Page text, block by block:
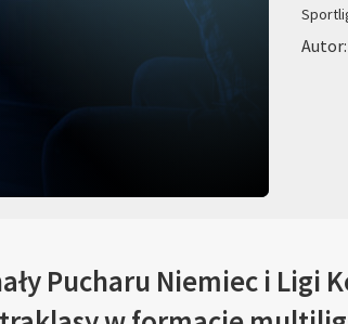
Pucharu Niemiec i Ligi